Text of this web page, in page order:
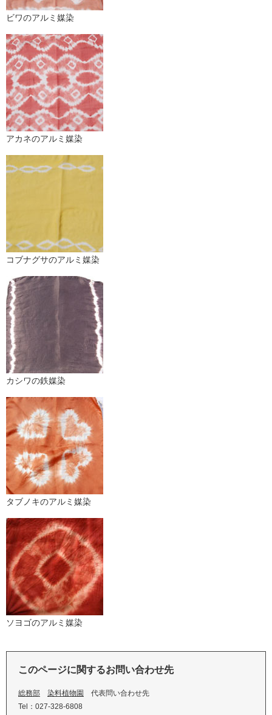
ビワのアルミ媒染
アカネのアルミ媒染
コブナグサのアルミ媒染
カシワの鉄媒染
タブノキのアルミ媒染
ソヨゴのアルミ媒染
このページに関するお問い合わせ先
総務部 染料植物園
代表問い合わせ先
Tel：027-328-6808